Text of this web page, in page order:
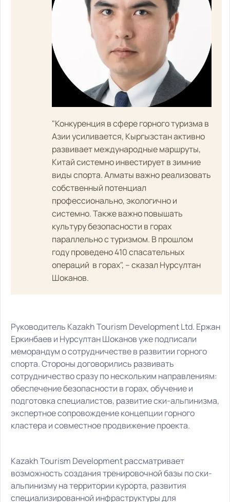
"Конкуренция в сфере горного туризма в
Азии усиливается, Кыргызстан активно
развивает международные маршруты,
Китай системно инвестирует в зимние
виды спорта. Алматы важно реализовать
собственный потенциал
профессионально, экологично и
системно. Также важно повышать
культуру безопасности в горах
параллельно с туризмом. В прошлом
году проведено 410 спасательных
операций в горах", – сказал Нурсултан
Шоканов.
Руководитель Kazakh Tourism Development Ltd. Ержан
Еркинбаев и Нурсултан Шоканов уже подписали
меморандум о сотрудничестве в развитии горного
спорта. Стороны договорились развивать
сотрудничество сразу по нескольким направлениям:
обеспечение безопасности в горах, обучение и
подготовка специалистов, развитие ски-альпинизма,
экспертное сопровождение концепции горного
кластера и совместное продвижение проекта.
Kazakh Tourism Development рассматривает
возможность создания тренировочной базы по ски-
альпинизму на территории курорта, развития
специализированной инфраструктуры для